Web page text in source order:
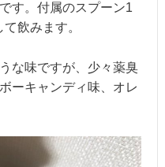
す。付属のスプーン1
飲みます。
な味ですが、少々薬臭
ーキャンディ味、オレ